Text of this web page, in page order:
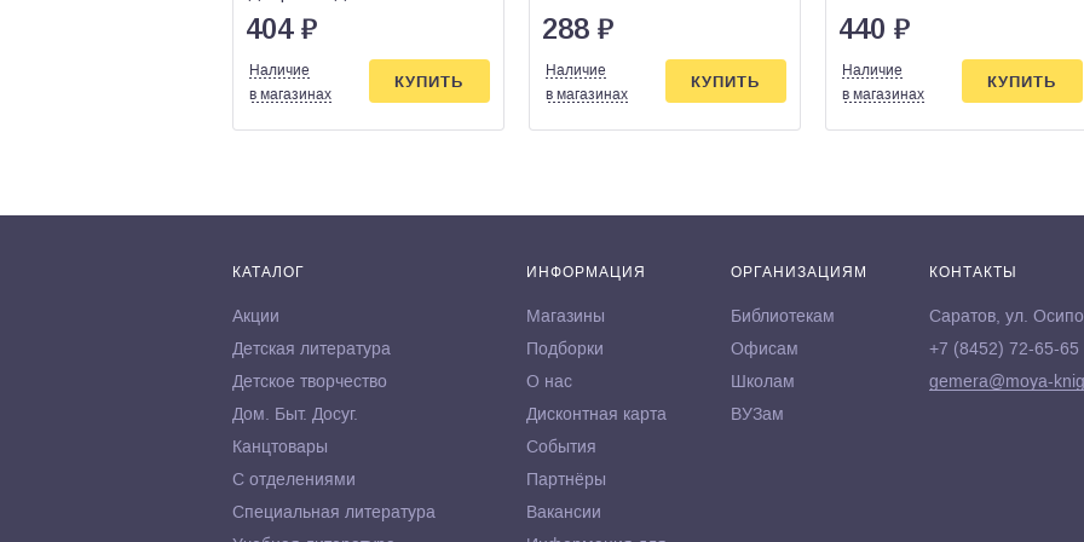
404 ₽
Наличие
в магазинах
КУПИТЬ
ФИПИ
288 ₽
Наличие
в магазинах
КУПИТЬ
440 ₽
Наличие
в магазинах
КУПИТЬ
КАТАЛОГ
Акции
Детская литература
Детское творчество
Дом. Быт. Досуг.
Канцтовары
С отделениями
Специальная литература
ИНФОРМАЦИЯ
Магазины
Подборки
О нас
Дисконтная карта
События
Партнёры
Вакансии
ОРГАНИЗАЦИЯМ
Библиотекам
Офисам
Школам
ВУЗам
КОНТАКТЫ
Саратов, ул.
+7 (8452) 72-65-65
gemera@moya-